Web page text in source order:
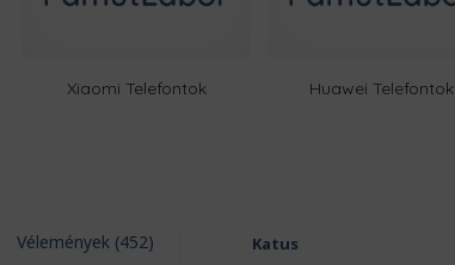
Xiaomi Telefontok Huawei Telefontok
Vélemények (452) Katus